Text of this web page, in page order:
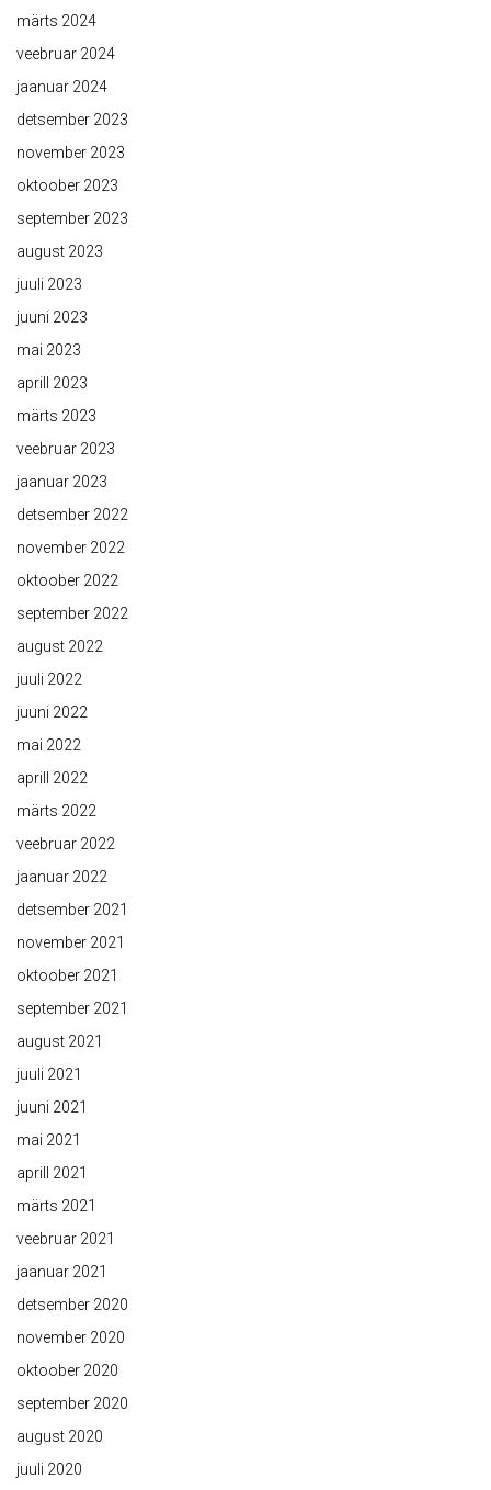
märts 2024
veebruar 2024
jaanuar 2024
detsember 2023
november 2023
oktoober 2023
september 2023
august 2023
juuli 2023
juuni 2023
mai 2023
aprill 2023
märts 2023
veebruar 2023
jaanuar 2023
detsember 2022
november 2022
oktoober 2022
september 2022
august 2022
juuli 2022
juuni 2022
mai 2022
aprill 2022
märts 2022
veebruar 2022
jaanuar 2022
detsember 2021
november 2021
oktoober 2021
september 2021
august 2021
juuli 2021
juuni 2021
mai 2021
aprill 2021
märts 2021
veebruar 2021
jaanuar 2021
detsember 2020
november 2020
oktoober 2020
september 2020
august 2020
juuli 2020